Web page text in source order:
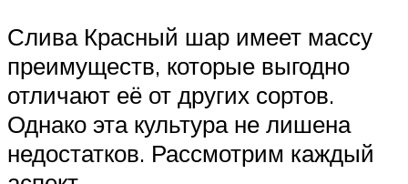
Слива Красный шар имеет массу
преимуществ, которые выгодно
отличают её от других сортов.
Однако эта культура не лишена
недостатков. Рассмотрим каждый